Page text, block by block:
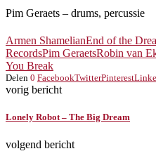
Pim Geraets – drums, percussie
Armen ShamelianEnd of the
RecordsPim GeraetsRobin van
You Break
Delen 0 FacebookTwitterPinterest
vorig bericht
Lonely Robot – The Big Dream
volgend bericht